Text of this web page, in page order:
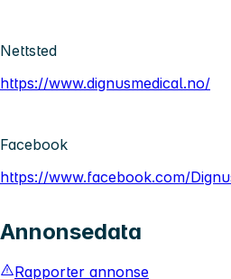
Nettsted
https://www.dignusmedical.no/
Facebook
https://www.facebook.com/
Annonsedata
Rapporter annonse